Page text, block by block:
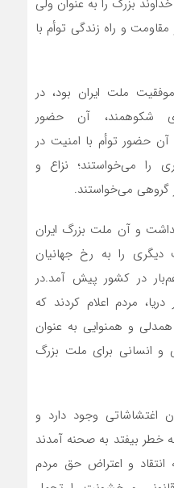
بزرگ را به عنوان ولی
و راه زندگی توأم با
ملت ایران بود، در
شکوهمند، آن حضور
آن حضور توأم با امنیت در
را می‌خواستند؛ نزاع و
گروهی می‌خواستند.
و آن ملت بزرگ ایران
دیگری را به رخ جهانیان
در کشور پیش آمد.در
مردم اعلام کردند که
همدلی و همنوایی به عنوان
و انسانی برای ملت بزرگ
اغتشاشاتی وجود دارد و
بیفتد به صحنه آمدند
انتقاد و اعتراض حق مردم